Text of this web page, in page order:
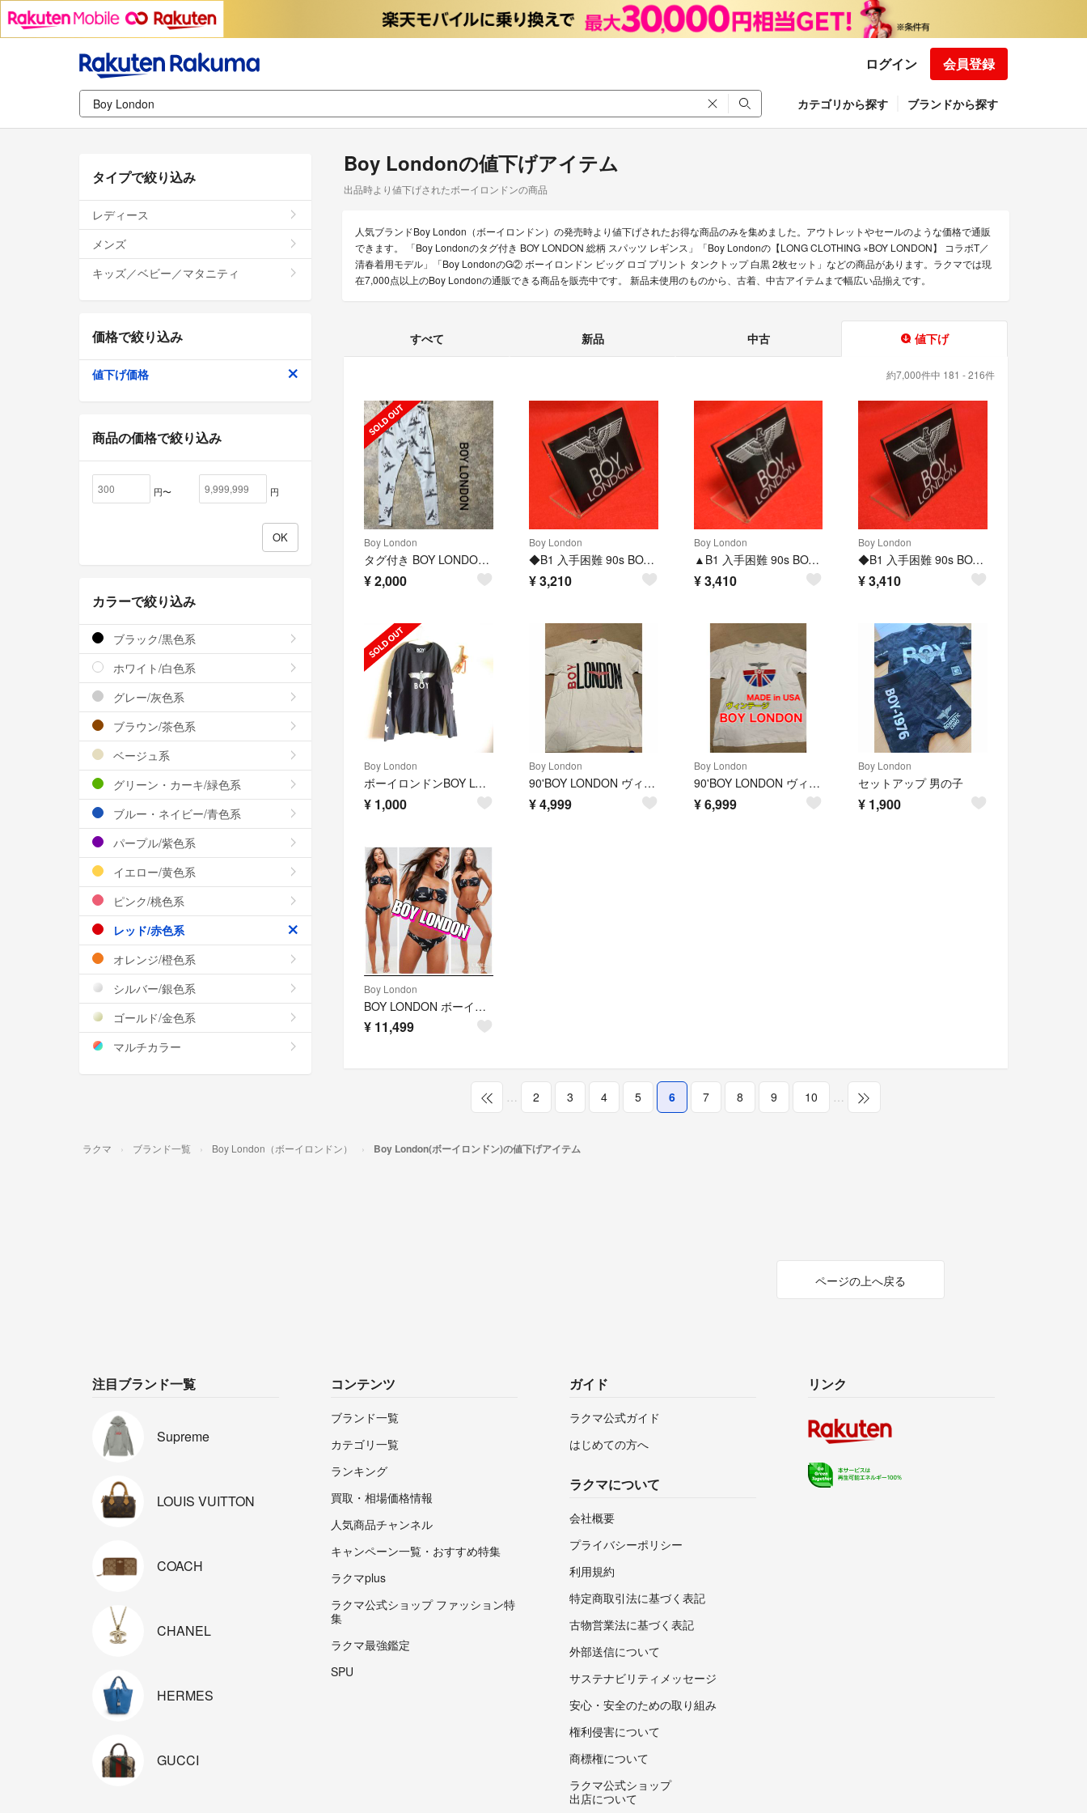
ログイン 会員登録
カテゴリから探す ブランドから探す
Boy Londonの値下げアイテム
出品時より値下げされたボーイロンドンの商品
人気ブランドBoy London（ボーイロンドン）の発売時より値下げされたお得な商品のみを集めました。アウトレットやセールのような価格で通販
できます。 「Boy Londonのタグ付き BOY LONDON 総柄 スパッツ レギンス」「Boy Londonの【LONG CLOTHING ×BOY LONDON】 コラボT／
清春着用モデル」「Boy LondonのG② ボーイロンドン ビッグ ロゴ プリント タンクトップ 白黒 2枚セット」などの商品があります。ラクマでは現
在7,000点以上のBoy Londonの通販できる商品を販売中です。 新品未使用のものから、古着、中古アイテムまで幅広い品揃えです。
すべて 新品 中古 値下げ
約7,000件中 181 - 216件
Boy London
タグ付き BOY LONDON 総柄 スパッツ レギンス
¥2,000
Boy London
◆B1 入手困難 90s BOY LONDON ボーイロンドン スタンドプレート
¥3,210
Boy London
▲B1 入手困難 90s BOY LONDON ボーイロンドン スタンドプレート
¥3,410
Boy London
◆B1 入手困難 90s BOY LONDON ボーイロンドン スタンドプレート
¥3,410
Boy London
ボーイロンドンBOY LONDON✰長袖Tシャツ/黒/ロゴ/イーグル星
¥ 1,000
Boy London
90'BOY LONDON ヴィンテージTシャツ フリーサイズ 古着
¥4,999
Boy London
90'BOY LONDON ヴィンテージTシャツ USA製 フリーサイズ 古着
¥6,999
Boy London
セットアップ 男の子
¥ 1,900
Boy London
BOY LONDON ボーイロンドン BLACK黒ロゴ ブラジリアンビキニセット
¥ 11,499
2 3 4 5 6 7 8 9 10
タイプで絞り込み
レディース
メンズ
キッズ／ベビー／マタニティ
価格で絞り込み
値下げ価格
商品の価格で絞り込み
円〜 円
カラーで絞り込み
ブラック/黒色系
ホワイト/白色系
グレー/灰色系
ブラウン/茶色系
ベージュ系
グリーン・カーキ/緑色系
ブルー・ネイビー/青色系
パープル/紫色系
イエロー/黄色系
ピンク/桃色系
レッド/赤色系
オレンジ/橙色系
シルバー/銀色系
ゴールド/金色系
マルチカラー
ラクマ ブランド一覧 Boy London（ボーイロンドン） Boy London(ボーイロンドン)の値下げアイテム
ページの上へ戻る
注目ブランド一覧
Supreme
LOUIS VUITTON
COACH
CHANEL
HERMES
GUCCI
コンテンツ
ブランド一覧
カテゴリ一覧
ランキング
買取・相場価格情報
人気商品チャンネル
キャンペーン一覧・おすすめ特集
ラクマplus
ラクマ公式ショップ ファッション特
集
ラクマ最強鑑定
SPU
ガイド
ラクマ公式ガイド
はじめての方へ
ラクマについて
会社概要
プライバシーポリシー
利用規約
特定商取引法に基づく表記
古物営業法に基づく表記
外部送信について
サステナビリティメッセージ
安心・安全のための取り組み
権利侵害について
商標権について
ラクマ公式ショップ
出店について
リンク